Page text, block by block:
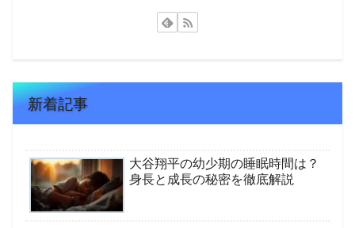
新着記事
大谷翔平の幼少期の睡眠時間は？
身長と成長の秘密を徹底解説